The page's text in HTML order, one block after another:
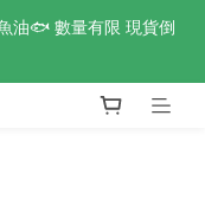
4】❗全館滿額最高現
運🆓
油🐟 數量有限 現貨倒
4】❗全館滿額最高現